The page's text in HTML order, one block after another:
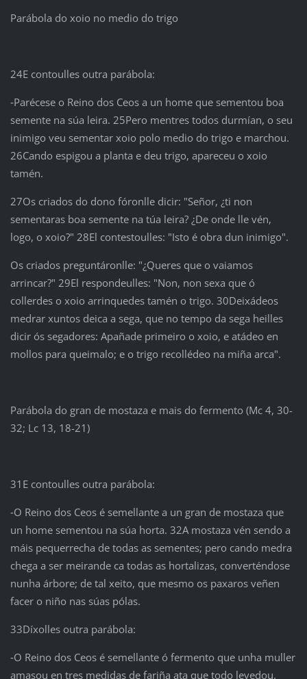
Parábola do xoio no medio do trigo
24E contoulles outra parábola:
‑Parécese o Reino dos Ceos a un home que sementou boa
semente na súa leira. 25Pero mentres todos durmían, o seu
inimigo veu sementar xoio polo medio do trigo e marchou.
26Cando espigou a planta e deu trigo, apareceu o xoio
tamén.
27Os criados do dono fóronlle dicir: "Señor, ¿ti non
sementaras boa semente na túa leira? ¿De onde lle vén,
logo, o xoio?" 28El contestoulles: "Isto é obra dun inimigo".
Os criados preguntáronlle: "¿Queres que o vaiamos
arrincar?" 29El respondeulles: "Non, non sexa que ó
collerdes o xoio arrinquedes tamén o trigo. 30Deixádeos
medrar xuntos deica a sega, que no tempo da sega heilles
dicir ós segadores: Apañade primeiro o xoio, e atádeo en
mollos para queimalo; e o trigo recollédeo na miña arca".
Parábola do gran de mostaza e mais do fermento (Mc 4, 30-
32; Lc 13, 18-21)
31E contoulles outra parábola:
‑O Reino dos Ceos é semellante a un gran de mostaza que
un home sementou na súa horta. 32A mostaza vén sendo a
máis pequerrecha de todas as sementes; pero cando medra
chega a ser meirande ca todas as hortalizas, converténdose
nunha árbore; de tal xeito, que mesmo os paxaros veñen
facer o niño nas súas pólas.
33Díxolles outra parábola:
‑O Reino dos Ceos é semellante ó fermento que unha muller
amasou en tres medidas de fariña ata que todo levedou.